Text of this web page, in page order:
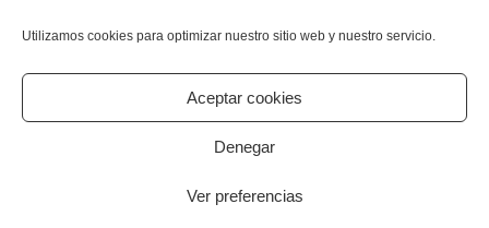
Utilizamos cookies para optimizar nuestro sitio web y nuestro servicio.
Aceptar cookies
Denegar
Ver preferencias
Olvidé mi contraseña